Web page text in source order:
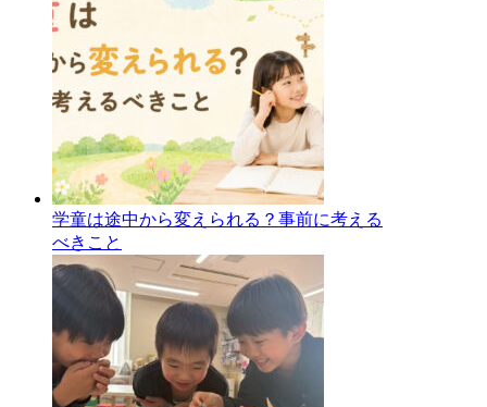
学童は途中から変えられる？事前に考える
べきこと